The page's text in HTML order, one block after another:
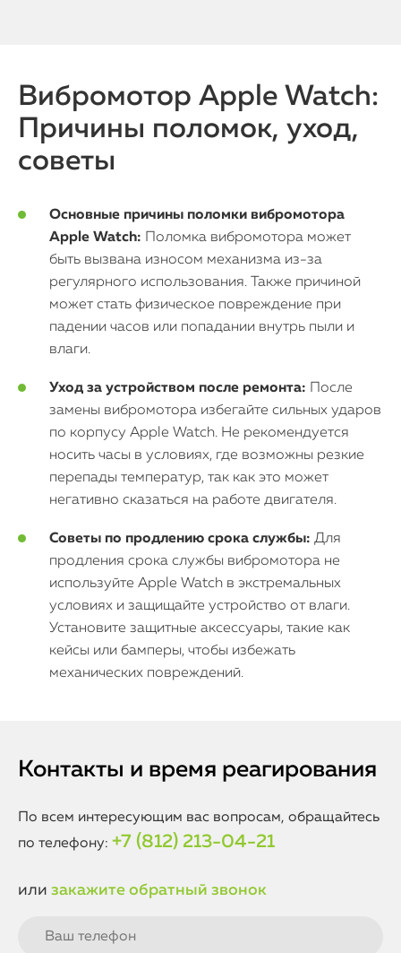
Вибромотор Apple Watch:
Причины поломок, уход,
советы
Основные причины поломки вибромотора
Apple Watch: Поломка вибромотора может
быть вызвана износом механизма из-за
регулярного использования. Также причиной
может стать физическое повреждение при
падении часов или попадании внутрь пыли и
влаги.
Уход за устройством после ремонта: После
замены вибромотора избегайте сильных ударов
по корпусу Apple Watch. Не рекомендуется
носить часы в условиях, где возможны резкие
перепады температур, так как это может
негативно сказаться на работе двигателя.
Советы по продлению срока службы: Для
продления срока службы вибромотора не
используйте Apple Watch в экстремальных
условиях и защищайте устройство от влаги.
Установите защитные аксессуары, такие как
кейсы или бамперы, чтобы избежать
механических повреждений.
Контакты и время реагирования
По всем интересующим вас вопросам, обращайтесь
по телефону: +7 (812) 213-04-21
или закажите обратный звонок